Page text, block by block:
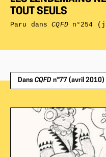
TOUT SEULS
Paru dansCQFDn°254
Dans CQFD n°77 (avril 2010)